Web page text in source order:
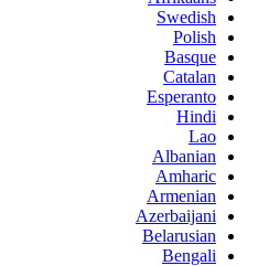
Swedish
Polish
Basque
Catalan
Esperanto
Hindi
Lao
Albanian
Amharic
Armenian
Azerbaijani
Belarusian
Bengali